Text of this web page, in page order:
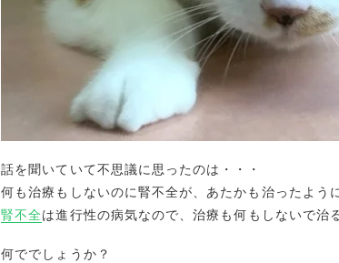
話を聞いていて不思議に思ったのは・・・
何も治療もしないのに腎不全が、あたかも治ったよう
腎不全は進行性の病気なので、治療も何もしないで治
何ででしょうか？